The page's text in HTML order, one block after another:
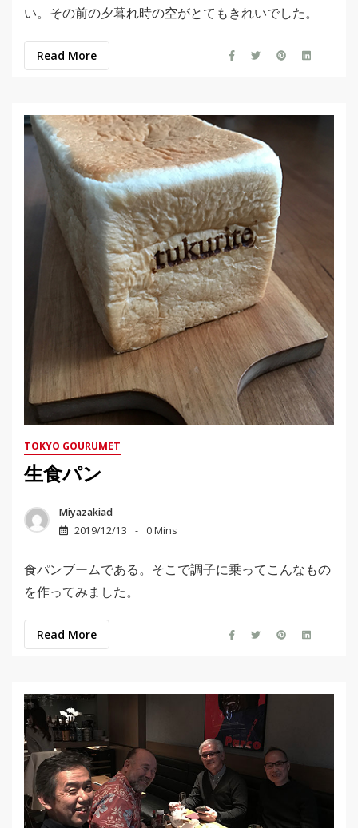
い。その前の夕暮れ時の空がとてもきれいでした。
Read More
TOKYO GOURUMET
生食パン
Miyazakiad
2019/12/13
0 Mins
食パンブームである。そこで調子に乗ってこんなもの
を作ってみました。
Read More